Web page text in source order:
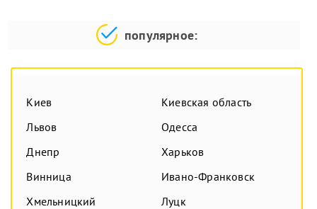
популярное:
Киев
Киевская область
Львов
Одесса
Днепр
Харьков
Винница
Ивано-Франковск
Хмельницкий
Луцк